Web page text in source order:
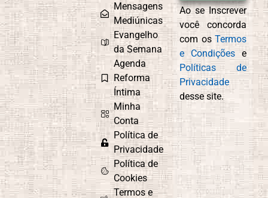
Compaixão
Conexão com
Deus
Controle
Emocional
Cordel
Espírita
Culto do
Evangelho no
Curiosidade e
Aprendizado
Mensagens
Mediúnicas
Evangelho
da Semana
Agenda
Reforma
Íntima
Minha
Conta
Política de
Privacidade
Política de
Cookies
Termos e
Ao se Inscrever
você concorda
com osTermos
e Condições e
Políticas de
Privacidade
desse site.